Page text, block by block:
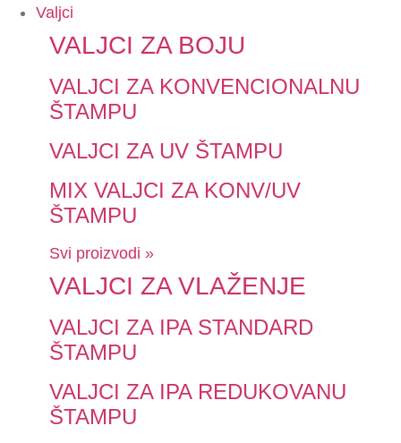
Valjci
VALJCI ZA BOJU
VALJCI ZA KONVENCIONALNU
ŠTAMPU
VALJCI ZA UV ŠTAMPU
MIX VALJCI ZA KONV/UV
ŠTAMPU
Svi proizvodi »
VALJCI ZA VLAŽENJE
VALJCI ZA IPA STANDARD
ŠTAMPU
VALJCI ZA IPA REDUKOVANU
ŠTAMPU